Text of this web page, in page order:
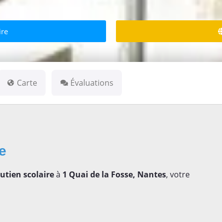
Carte Évaluations
scolaireà 1 Quai de la Fosse, Nantes, votre